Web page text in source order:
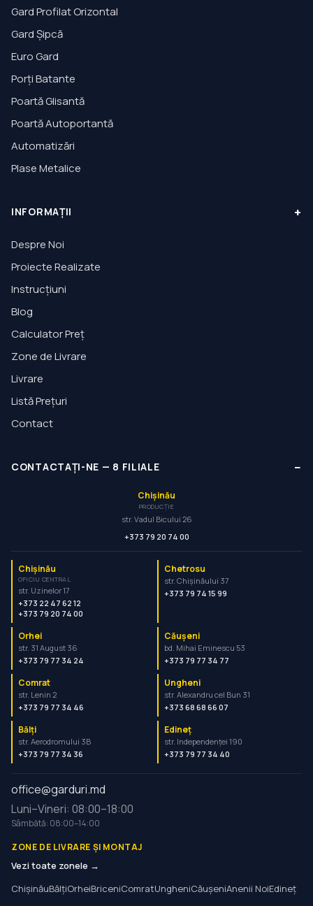
Gard Profilat Orizontal
Gard Șipcă
Euro Gard
Porți Batante
Poartă Glisantă
Poartă Autoportantă
Automatizări
Plase Metalice
INFORMAȚII +
Despre Noi
Proiecte Realizate
Instrucțiuni
Blog
Calculator Preț
Zone de Livrare
Livrare
Listă Prețuri
Contact
CONTACTAȚI-NE — 8 FILIALE −
Chișinău
PRODUCȚIE
str. Vadul Bicului 26
+373 79 20 74 00
Chișinău
OFICIU CENTRAL
str. Uzinelor 17
+373 22 47 62 12
+373 79 20 74 00
Chetrosu
str. Chișinăului 37
+373 79 74 15 99
Orhei
str. 31 August 36
+373 79 77 34 24
Căușeni
bd. Mihai Eminescu 53
+373 79 77 34 77
Comrat
str. Lenin 2
+373 79 77 34 46
Ungheni
str. Alexandru cel Bun 31
+373 68 68 66 07
Bălți
str. Aerodromului 3B
+373 79 77 34 36
Edineț
str. Independenței 190
+373 79 77 34 40
office@garduri.md
Luni–Vineri: 08:00–18:00
Sâmbătă: 08:00–14:00
ZONE DE LIVRARE ȘI MONTAJ
Vezi toate zonele →
ChișinăuBălțiOrheiBriceniComratUngheniCăușeniAnenii NoiEdineț